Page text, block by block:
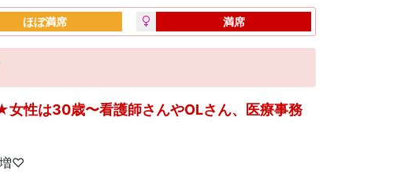
ほぼ満席 満席
性は30歳〜看護師さんやOLさん、医療事務
増♡